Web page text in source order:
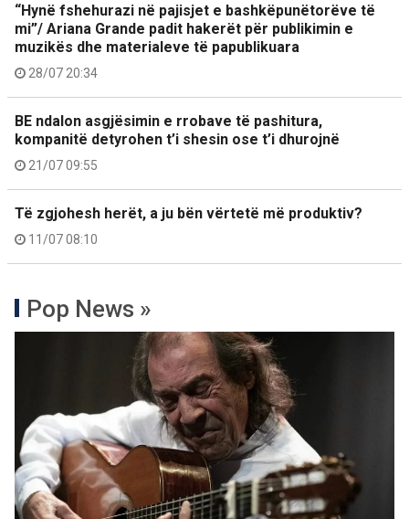
“Hynë fshehurazi në pajisjet e bashkëpunëtorëve të
mi”/ Ariana Grande padit hakerët për publikimin e
muzikës dhe materialeve të papublikuara
28/07 20:34
BE ndalon asgjësimin e rrobave të pashitura,
kompanitë detyrohen t’i shesin ose t’i dhurojnë
21/07 09:55
Të zgjohesh herët, a ju bën vërtetë më produktiv?
11/07 08:10
Pop News »